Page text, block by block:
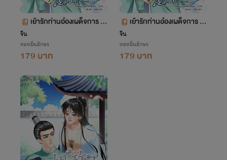
เย้ารักท่านอ๋องเผด็จการ เล่
จีน
หอหมื่นอักษร
179 บาท
เย้ารักท่านอ๋องเผด็จการ เล่
จีน
หอหมื่นอักษร
179 บาท